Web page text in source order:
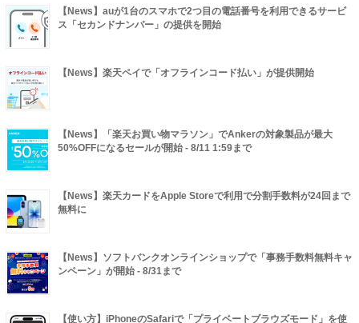
【News】auが1台のスマホで2つ目の電話番号を利用できるサービ
ス「セカンドナンバー」の提供を開始
【News】楽天ペイで「オフラインコード払い」が提供開始
【News】「楽天お買い物マラソン」でAnkerの対象製品が最大
50%OFFになるセールが開始 - 8/11 1:59まで
【News】楽天カードをApple Storeで利用で分割手数料が24回まで
無料に
【News】ソフトバンクオンラインショップで「事務手数料無料キャ
ンペーン」が開始 - 8/31まで
【使い方】iPhoneのSafariで「プライベートブラウズモード」を使